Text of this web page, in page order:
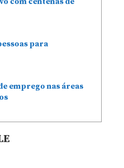
para
emprego nas áreas